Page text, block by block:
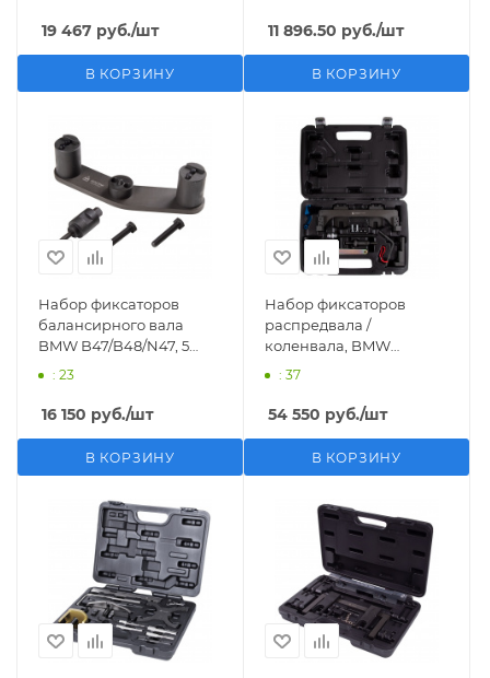
19 467 руб./шт
В КОРЗИНУ
11 896.50 руб./шт
В КОРЗИНУ
Набор фиксаторов
балансирного вала
BMW B47/B48/N47, 5
предметов МАСТАК 103-
: 23
16 150 руб./шт
В КОРЗИНУ
Набор фиксаторов
распредвала /
коленвала, BMW
B38/B46/B48, кейс, 13
21233C
: 37
54 550 руб./шт
В КОРЗИНУ